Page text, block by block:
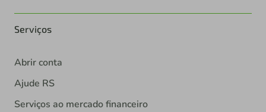
Serviços
Abrir conta
Ajude RS
Serviços ao mercado financeiro